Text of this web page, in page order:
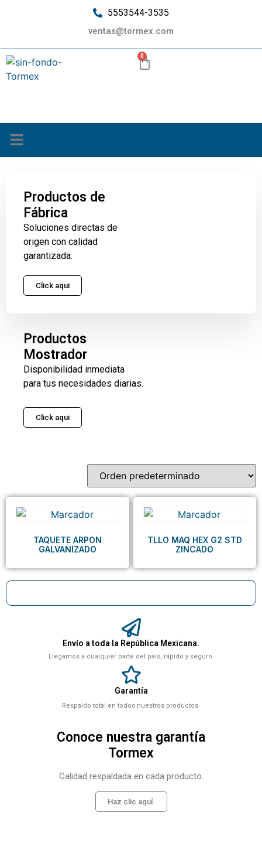
5553544-3535
ventas@tormex.com
0
Envío a toda la República Mexicana.
Llegamos a cualquier parte del país, rápido y seguro.
Garantía
Respaldo total en todos nuestros productos.
Conoce nuestra garantía
Tormex
Calidad respaldada en cada producto.
Haz clic aquí.
Productos de
Fábrica
Soluciones directas de
origen con calidad
garantizada.
Click aqui
Productos
Mostrador
Disponibilidad inmediata
para tus necesidades diarias.
Click aqui
TAQUETE ARPON
GALVANIZADO
TLLO MAQ HEX G2 STD
ZINCADO